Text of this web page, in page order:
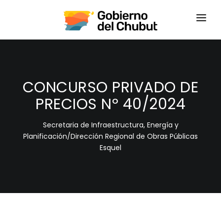
HOME
CONCURSO PRIVADO DE
PRECIOS Nº 40/2024
Secretaria de Infraestructura, Energía y
Planificación/Dirección Regional de Obras Públicas
Esquel